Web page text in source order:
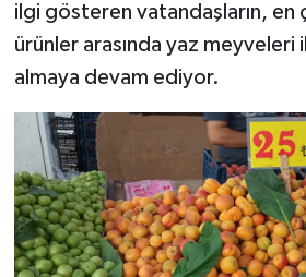
ilgi gösteren vatandaşların,
ürünler arasında yaz meyveleri
almaya devam ediyor.